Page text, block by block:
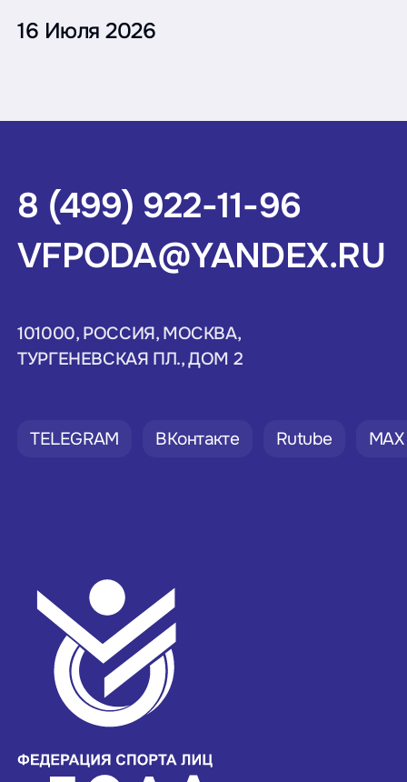
16 Июля 2026
8 (499) 922-11-96
VFPODA@YANDEX.RU
101000, РОССИЯ, МОСКВА,
ТУРГЕНЕВСКАЯ ПЛ., ДОМ 2
TELEGRAM ВКонтакте Rutube MAX